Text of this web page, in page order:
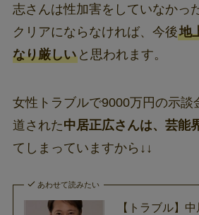
志さんは性加害をしていなかっ
クリアにならなければ、今後地
なり厳しいと思われます。
女性トラブルで9000万円の示談
道された中居正広さんは、芸能
てしまっていますから↓↓
あわせて読みたい
【トラブル】